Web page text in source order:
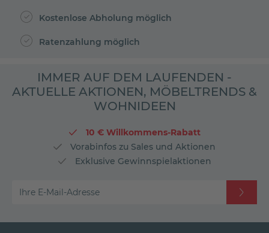
Kostenlose Abholung möglich
Ratenzahlung möglich
IMMER AUF DEM LAUFENDEN -
AKTUELLE AKTIONEN, MÖBELTRENDS &
WOHNIDEEN
10 € Willkommens-Rabatt
Vorabinfos zu Sales und Aktionen
Exklusive Gewinnspielaktionen
Ihre E-Mail-Adresse